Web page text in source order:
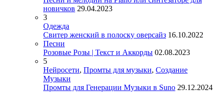
новичков 29.04.2023
3
Одежда
Свитер женский в полоску оверсайз 16.10.2022
Песни
Розовые Розы | Текст и Аккорды 02.08.2023
5
Нейросети, Промты для музыки, Создание
Музыки
Промты для Генерации Музыки в Suno 29.12.2024